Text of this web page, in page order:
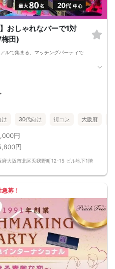
おしゃれなバーで1対
田)
ルで集まる、マッチングパーティで
テンツ！
加も大歓迎です！
が本当にいい恋人を見つけられるよ
はご参加いただけません
事情（ご予約者様の当日キャンセル
じめご了承ください。
30代向け 街コン 大阪府
円
円
大阪市北区兎我野町12-15 ビル地下1階
急募！